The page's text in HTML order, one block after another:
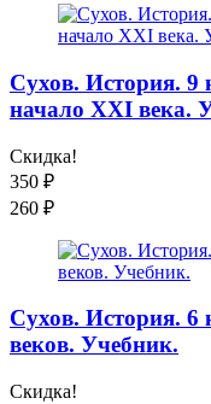
Сухов. История. 9
начало XXI века.
Скидка!
350 ₽
260 ₽
Сухов. История. 6
веков. Учебник.
Скидка!